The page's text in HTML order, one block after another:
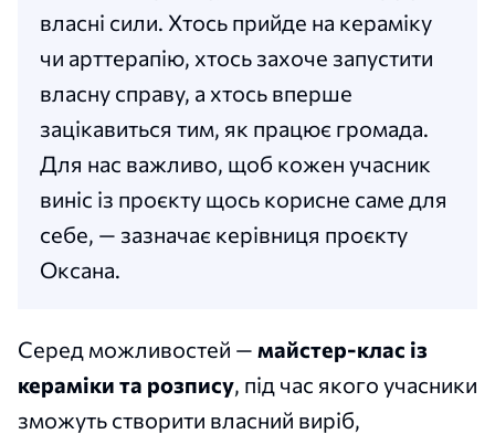
власні сили. Хтось прийде на кераміку
чи арттерапію, хтось захоче запустити
власну справу, а хтось вперше
зацікавиться тим, як працює громада.
Для нас важливо, щоб кожен учасник
виніс із проєкту щось корисне саме для
себе, — зазначає керівниця проєкту
Оксана.
Серед можливостей — майстер-клас із
кераміки та розпису, під час якого учасники
зможуть створити власний виріб,